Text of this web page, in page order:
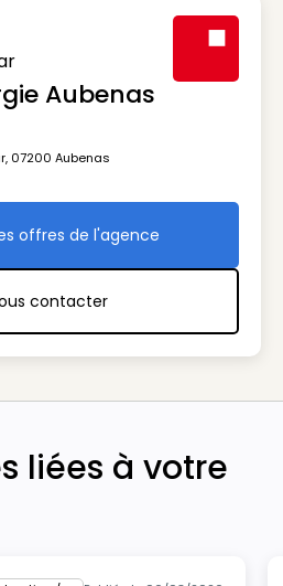
Aubenas
, 07200 Aubenas
Toutes les offres de l'agence
offres de l'agence
Nous contacter
contacter
liées à votre